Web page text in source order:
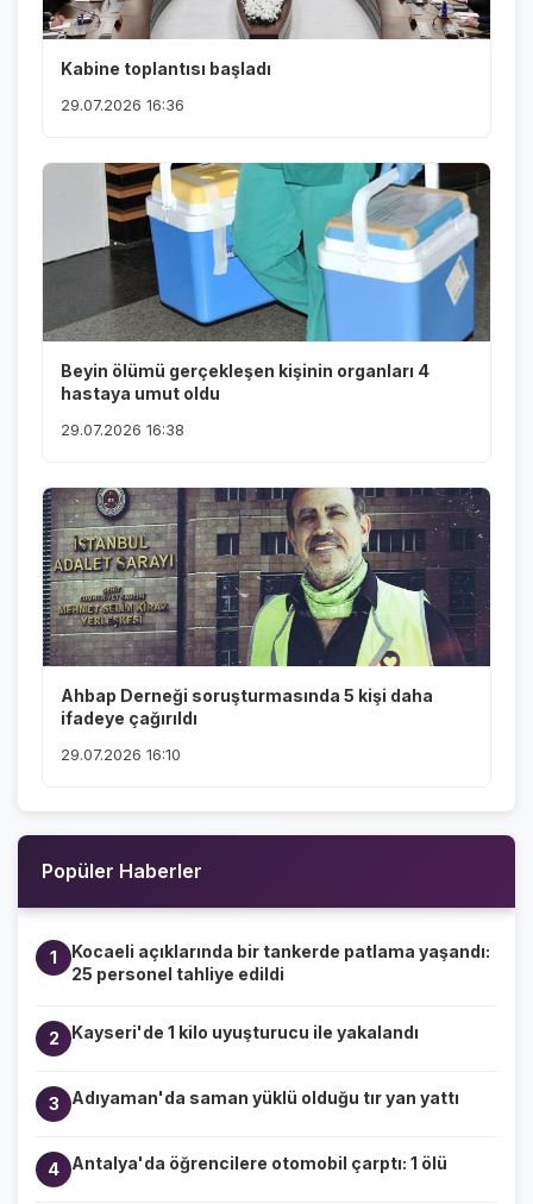
Kabine toplantısı başladı
29.07.2026 16:36
Beyin ölümü gerçekleşen kişinin organları 4
hastaya umut oldu
29.07.2026 16:38
Ahbap Derneği soruşturmasında 5 kişi daha
ifadeye çağırıldı
29.07.2026 16:10
Popüler Haberler
1
Kocaeli açıklarında bir tankerde patlama yaşandı:
25 personel tahliye edildi
2 Kayseri'de 1 kilo uyuşturucu ile yakalandı
3 Adıyaman'da saman yüklü olduğu tır yan yattı
4 Antalya'da öğrencilere otomobil çarptı: 1 ölü